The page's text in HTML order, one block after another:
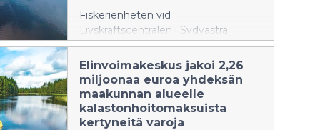
Fiskerienheten vid
Livskraftscentralen i Sydvästra
Finland beviljade sammanlagt cirka
2,26 miljoner euro i medel för
främjande av fiskerihushållning inom
sitt verksamhetsområde, som
omfattar Mellersta Österbotten,
Österbotten, Södra Österbotten,
Elinvoimakeskus jakoi 2,26
miljoonaa euroa yhdeksän
maakunnan alueelle
kalastonhoitomaksuista
kertyneitä varoja